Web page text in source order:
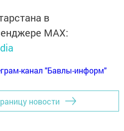
в
MАХ:
канал "Бавлы-информ"
новости